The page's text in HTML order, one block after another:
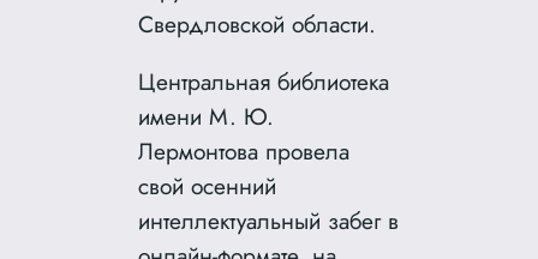
Свердловской области.
Центральная библиотека
имени М. Ю.
Лермонтова провела
свой осенний
интеллектуальный забег в